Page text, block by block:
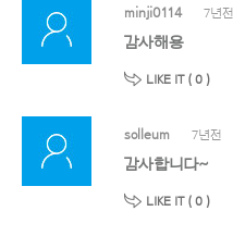
minji0114 7년전
감사해용
LIKE IT ( 0 )
solleum 7년전
감사합니다~
LIKE IT ( 0 )